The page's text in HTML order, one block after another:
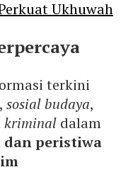
Ukhuwah
terkini
, sosial budaya,
kriminal dalam
peristiwa